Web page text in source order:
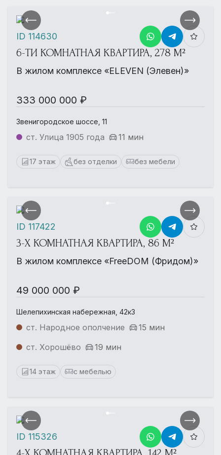
6-ТИ КОМНАТНАЯ КВАРТИРА, 278 М²
В жилом комплексе «ELEVEN (Элевен)»
333 000 000 ₽
Звенигородское шоссе, 11
ст. Улица 1905 года 11 мин
17 этаж без отделки без мебели
ID 114630
3-Х КОМНАТНАЯ КВАРТИРА, 86 М²
В жилом комплексе «FreeDOM (Фридом)»
49 000 000 ₽
Шелепихинская набережная, 42к3
ст. Народное ополчение
15 мин
ст. Хорошёво
19 мин
14 этаж с мебелью
ID 117422
ID 115326